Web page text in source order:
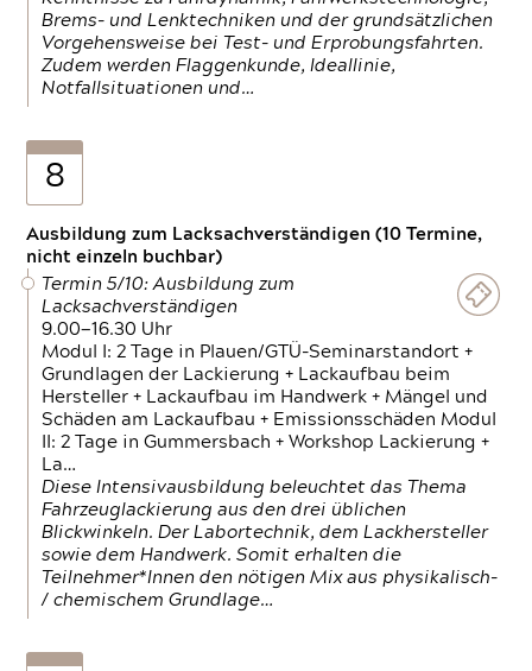
Brems- und Lenktechniken und der grundsätzlichen
Vorgehensweise bei Test- und Erprobungsfahrten.
Zudem werden Flaggenkunde, Ideallinie,
Notfallsituationen und…
8
Ausbildung zum Lacksachverständigen (10 Termine,
nicht einzeln buchbar)
Termin 5/10: Ausbildung zum
Lacksachverständigen
9.00—16.30 Uhr
Modul I: 2 Tage in Plauen/GTÜ-Seminarstandort +
Grundlagen der Lackierung + Lackaufbau beim
Hersteller + Lackaufbau im Handwerk + Mängel und
Schäden am Lackaufbau + Emissionsschäden Modul
II: 2 Tage in Gummersbach + Workshop Lackierung +
La…
Diese Intensivausbildung beleuchtet das Thema
Fahrzeuglackierung aus den drei üblichen
Blickwinkeln. Der Labortechnik, dem Lackhersteller
sowie dem Handwerk. Somit erhalten die
Teilnehmer*Innen den nötigen Mix aus physikalisch-
/ chemischem Grundlage…